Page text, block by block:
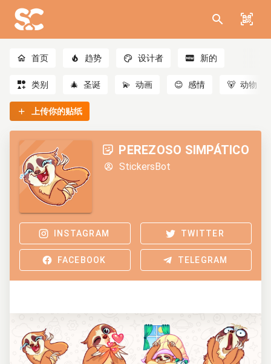
首页 趋势 设计者 新的
类别 🎄 圣诞 💫 动画 😊 感情 🐻 动物
上传你的贴纸
PEREZOSO SIMPÁTICO
StickersBot
INSTAGRAM TWITTER
FACEBOOK TELEGRAM